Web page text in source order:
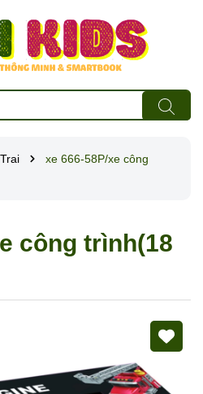
xe 666-58P/xe công
công trình(18